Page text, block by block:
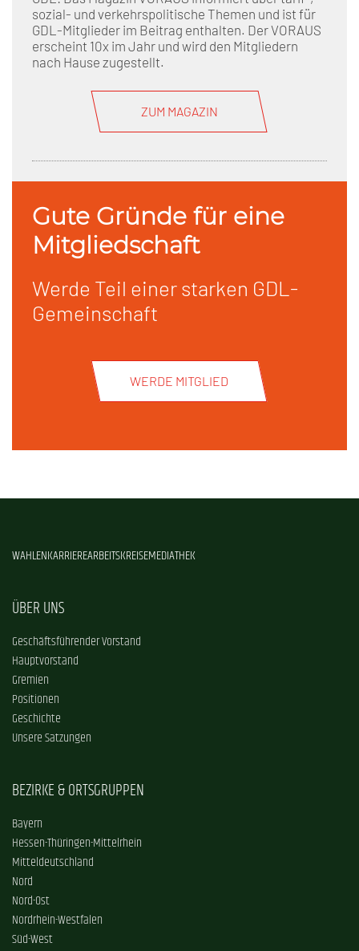
sozial- und verkehrspolitische Themen und ist für
GDL-Mitglieder im Beitrag enthalten. Der VORAUS
erscheint 10x im Jahr und wird den Mitgliedern
nach Hause zugestellt.
ZUM MAGAZIN
Gute Gründe für eine
Mitgliedschaft
Werde Teil einer starken GDL-
Gemeinschaft
WERDE MITGLIED
WAHLENKARRIEREARBEITSKREISEMEDIATHEK
ÜBER UNS
Geschäftsführender Vorstand
Hauptvorstand
Gremien
Positionen
Geschichte
Unsere Satzungen
BEZIRKE & ORTSGRUPPEN
Bayern
Hessen-Thüringen-Mittelrhein
Mitteldeutschland
Nord
Nord-Ost
Nordrhein-Westfalen
Süd-West